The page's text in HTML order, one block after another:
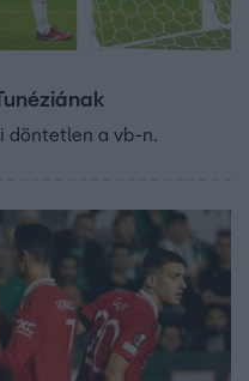
döntetlen a vb-n.